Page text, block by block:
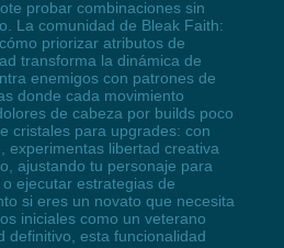
probar combinaciones sin
La comunidad de Bleak Faith:
priorizar atributos de
transforma la dinámica de
enemigos con patrones de
donde cada movimiento
de cabeza por builds poco
cristales para upgrades: con
experimentas libertad creativa
ajustando tu personaje para
ejecutar estrategias de
si eres un novato que necesita
iniciales como un veterano
definitivo, esta funcionalidad